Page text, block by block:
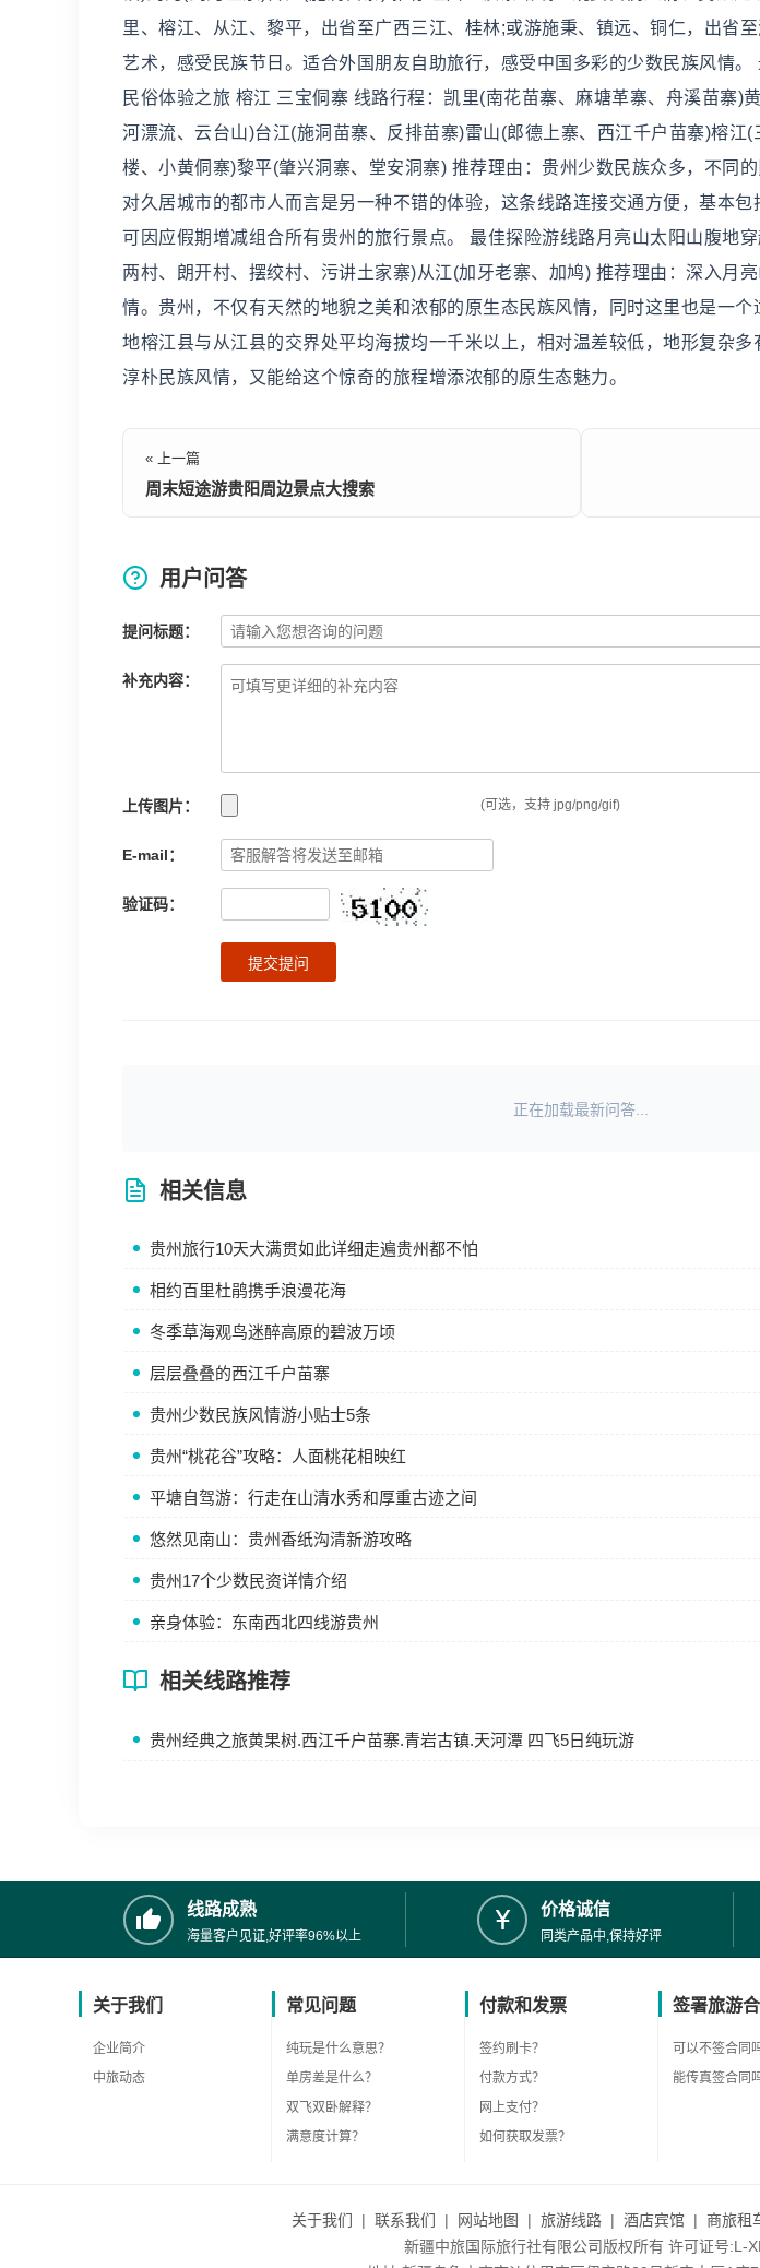
里、榕江、从江、黎平，出省至广西三江、桂林;或游施秉、镇远、铜仁，出省
艺术，感受民族节日。适合外国朋友自助旅行，感受中国多彩的少数民族风情
民俗体验之旅 榕江 三宝侗寨 线路行程：凯里(南花苗寨、麻塘革寨、舟溪苗寨)
河漂流、云台山)台江(施洞苗寨、反排苗寨)雷山(郎德上寨、西江千户苗寨)榕江
楼、小黄侗寨)黎平(肇兴洞寨、堂安洞寨) 推荐理由：贵州少数民族众多，不同
对久居城市的都市人而言是另一种不错的体验，这条线路连接交通方便，基本
可因应假期增减组合所有贵州的旅行景点。 最佳探险游线路月亮山太阳山腹地
两村、朗开村、摆绞村、污讲土家寨)从江(加牙老寨、加鸠) 推荐理由：深入月
情。贵州，不仅有天然的地貌之美和浓郁的原生态民族风情，同时这里也是一
地榕江县与从江县的交界处平均海拔均一千米以上，相对温差较低，地形复杂
淳朴民族风情，又能给这个惊奇的旅程增添浓郁的原生态魅力。
« 上一篇
周末短途游贵阳周边景点大搜索
用户问答
提问标题：
补充内容：
上传图片： (可选，支持 jpg/png/gif)
E-mail：
验证码：
提交提问
正在加载最新问答...
相关信息
贵州旅行10天大满贯如此详细走遍贵州都不怕
相约百里杜鹃携手浪漫花海
冬季草海观鸟迷醉高原的碧波万顷
层层叠叠的西江千户苗寨
贵州少数民族风情游小贴士5条
贵州“桃花谷”攻略：人面桃花相映红
平塘自驾游：行走在山清水秀和厚重古迹之间
悠然见南山：贵州香纸沟清新游攻略
贵州17个少数民资详情介绍
亲身体验：东南西北四线游贵州
相关线路推荐
贵州经典之旅黄果树.西江千户苗寨.青岩古镇.天河潭 四飞5日纯玩游
线路成熟
海量客户见证,好评率96%以上
价格诚信
同类产品中,保持好评
关于我们
企业简介
中旅动态
常见问题
纯玩是什么意思？
单房差是什么？
双飞双卧解释？
满意度计算？
付款和发票
签约刷卡？
付款方式？
网上支付？
如何获取发票？
签署旅游
可以不签合同
能传真签合同
关于我们 | 联系我们 | 网站地图 | 旅游线路 | 酒店宾馆 | 商旅租
新疆中旅国际旅行社有限公司版权所有 许可证号:L-